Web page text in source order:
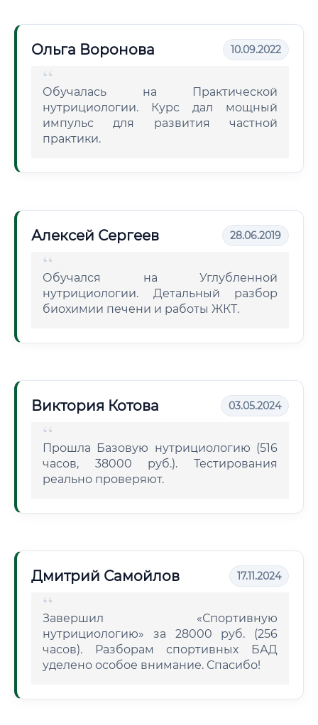
Ольга Воронова 10.09.2022
Обучалась на Практической
нутрициологии. Курс дал мощный
импульс для развития частной
практики.
Алексей Сергеев 28.06.2019
Обучался на Углубленной
нутрициологии. Детальный разбор
биохимии печени и работы ЖКТ.
Виктория Котова 03.05.2024
Прошла Базовую нутрициологию (516
часов, 38000 руб.). Тестирования
реально проверяют.
Дмитрий Самойлов 17.11.2024
Завершил «Спортивную
нутрициологию» за 28000 руб. (256
часов). Разборам спортивных БАД
уделено особое внимание. Спасибо!